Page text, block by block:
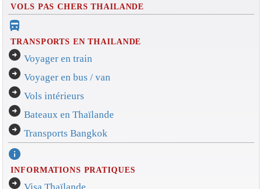
VOLS PAS CHERS THAILANDE
directions_bus_filled
TRANSPORTS EN THAILANDE
arrow_circle_right Voyager en train
arrow_circle_right Voyager en bus / van
arrow_circle_right Vols intérieurs
arrow_circle_right Bateaux en Thaïlande
arrow_circle_right Transports Bangkok
info
INFORMATIONS PRATIQUES
arrow_circle_right